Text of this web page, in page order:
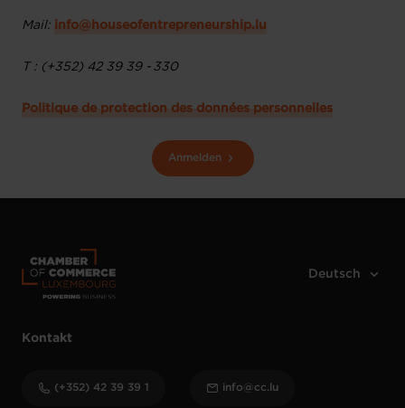
Mail: info@houseofentrepreneurship.lu
T : (+352) 42 39 39 - 330
Politique de protection des données personnelles
Anmelden
Kontakt
(+352) 42 39 39 1 info@cc.lu